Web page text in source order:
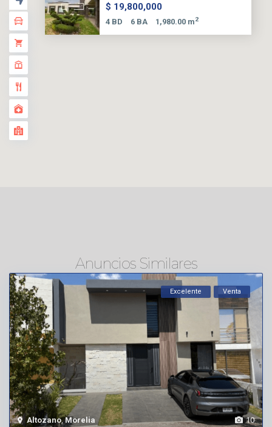
$ 19,800,000
4 BD 6 BA 1,980.00 m2
Anuncios Similares
10
Altozano,Morelia
Excelente Venta